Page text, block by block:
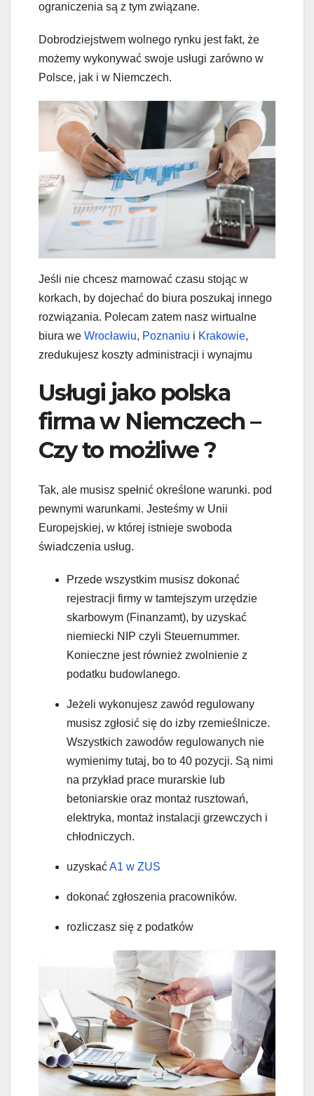
ograniczenia są z tym związane.
Dobrodziejstwem wolnego rynku jest fakt, że
możemy wykonywać swoje usługi zarówno w
Polsce, jak i w Niemczech.
Jeśli nie chcesz marnować czasu stojąc w
korkach, by dojechać do biura poszukaj innego
rozwiązania. Polecam zatem nasz wirtualne
biura we Wrocławiu, Poznaniu i Krakowie,
zredukujesz koszty administracji i wynajmu
Usługi jako polska
firma w Niemczech –
Czy to możliwe ?
Tak, ale musisz spełnić określone warunki. pod
pewnymi warunkami. Jesteśmy w Unii
Europejskiej, w której istnieje swoboda
świadczenia usług.
Przede wszystkim musisz dokonać
rejestracji firmy w tamtejszym urzędzie
skarbowym (Finanzamt), by uzyskać
niemiecki NIP czyli Steuernummer.
Konieczne jest również zwolnienie z
podatku budowlanego.
Jeżeli wykonujesz zawód regulowany
musisz zgłosić się do izby rzemieślnicze.
Wszystkich zawodów regulowanych nie
wymienimy tutaj, bo to 40 pozycji. Są nimi
na przykład prace murarskie lub
betoniarskie oraz montaż rusztowań,
elektryka, montaż instalacji grzewczych i
chłodniczych.
uzyskaćA1 w ZUS
dokonać zgłoszenia pracowników.
rozliczasz się z podatków